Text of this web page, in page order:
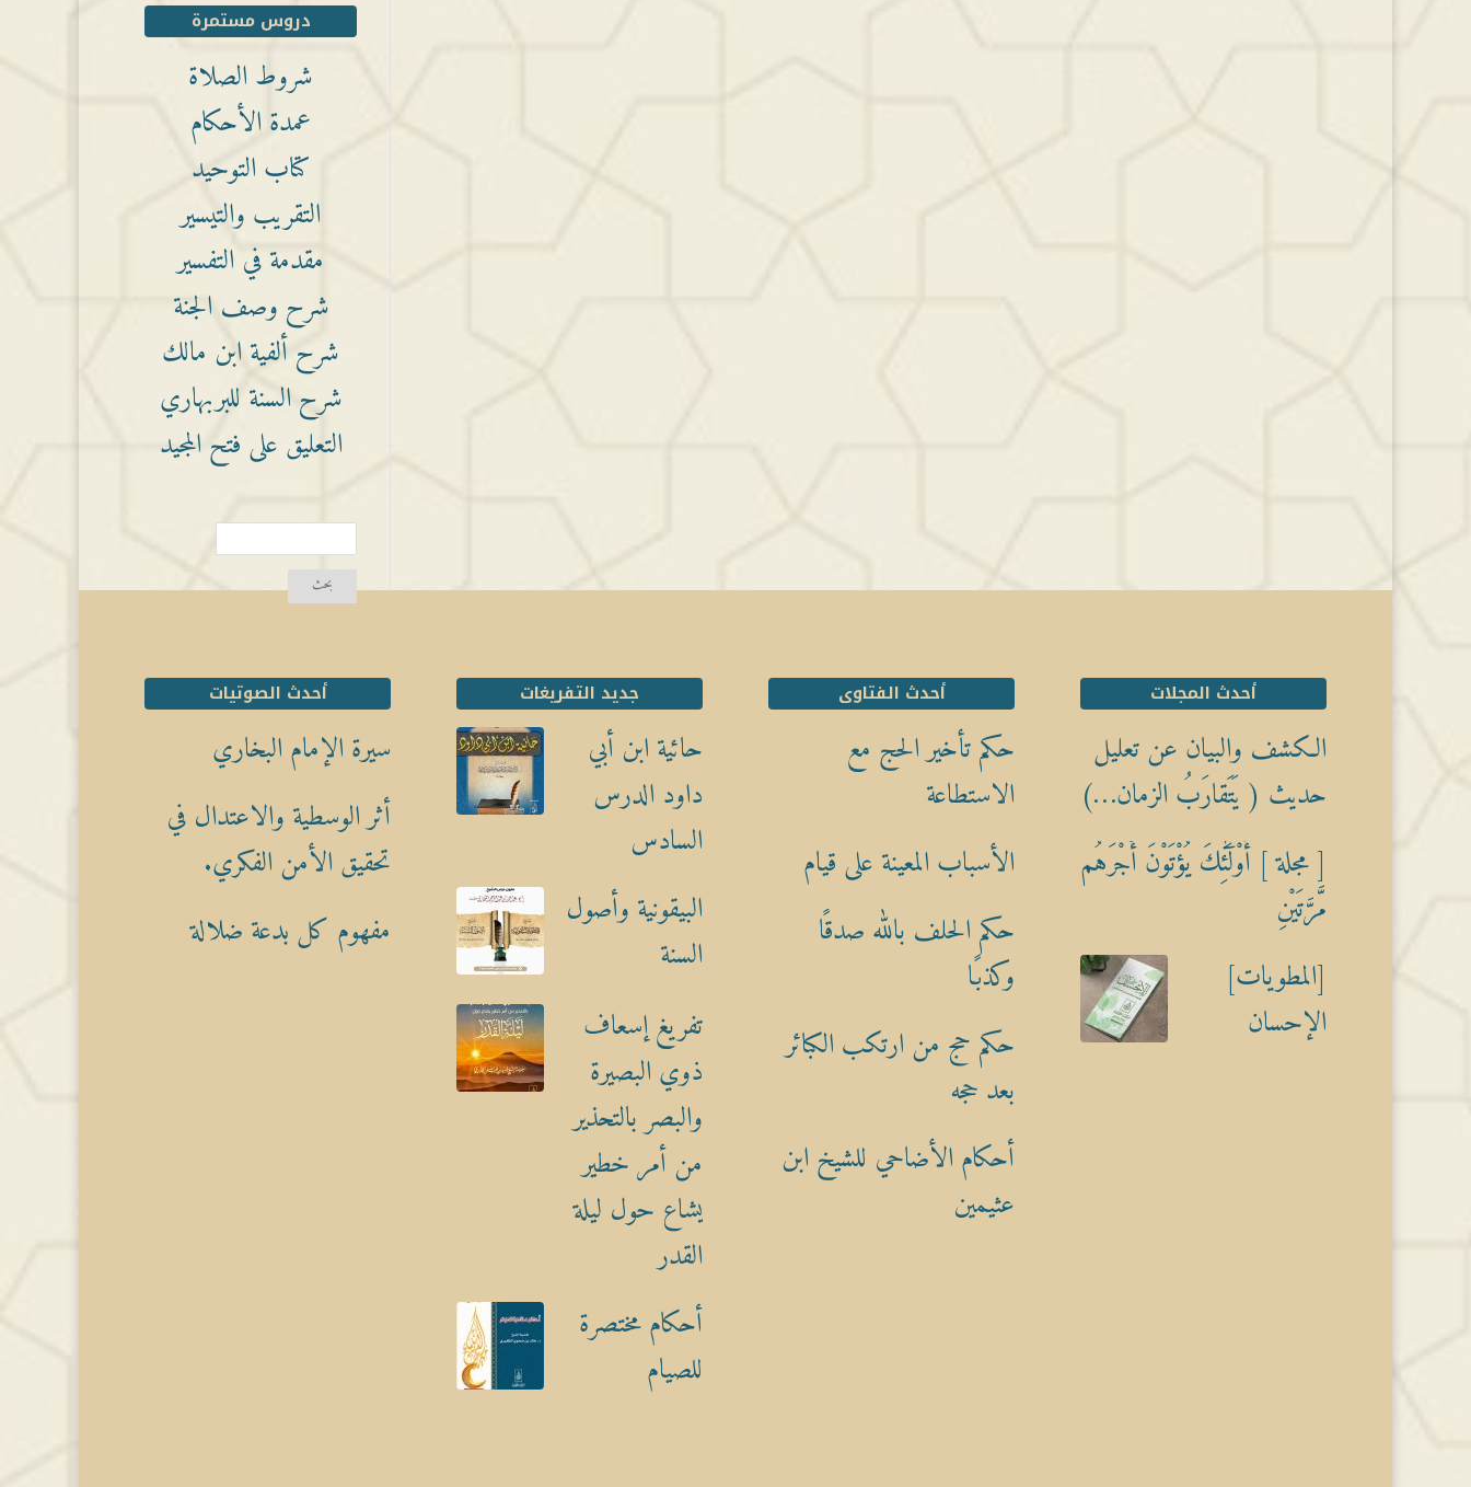
دروس مستمرة
شروط الصلاة
عمدة الأحكام
كتاب التوحيد
التقريب والتيسير
مقدمة في التفسير
شرح وصف الجنة
شرح ألفية ابن مالك
شرح السنة للبربهاري
التعليق على فتح المجيد
أحدث المجلات
الكشف والبيان عن تعليل
حديث ( يَتَقارَبُ الزمان…)
[ مجلة ] أُوْلَٰٓئِكَ يُؤْتَوْنَ أَجْرَهُم
مَّرَّتَيْنِ
[المطويات]
الإحسان
أحدث الفتاوى
حكم تأخير الحج مع
الاستطاعة
الأسباب المعينة على قيام
حكم الحلف بالله صدقًا
وكذبًا
حكم حج من ارتكب الكبائر
بعد حجه
أحكام الأضاحي للشيخ ابن
عثيمين
جديد التفريغات
حائية ابن أبي
داود الدرس
السادس
البيقونية وأصول
السنة
تفريغ إسعاف
ذوي البصيرة
والبصر بالتحذير
من أمر خطير
يشاع حول ليلة
القدر
أحكام مختصرة
للصيام
أحدث الصوتيات
سيرة الإمام البخاري
أثر الوسطية والاعتدال في
تحقيق الأمن الفكري.
مفهوم كل بدعة ضلالة